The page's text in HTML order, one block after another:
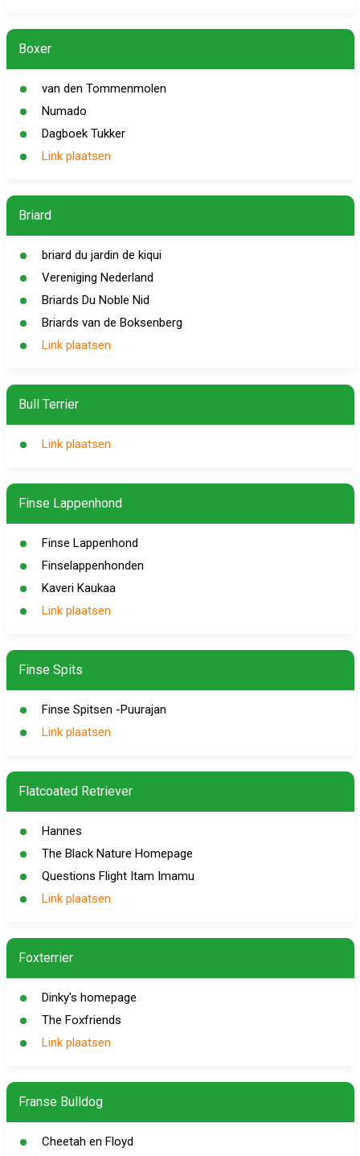
Boxer
van den Tommenmolen
Numado
Dagboek Tukker
Link plaatsen
Briard
briard du jardin de kiqui
Vereniging Nederland
Briards Du Noble Nid
Briards van de Boksenberg
Link plaatsen
Bull Terrier
Link plaatsen
Finse Lappenhond
Finse Lappenhond
Finselappenhonden
Kaveri Kaukaa
Link plaatsen
Finse Spits
Finse Spitsen -Puurajan
Link plaatsen
Flatcoated Retriever
Hannes
The Black Nature Homepage
Questions Flight Itam Imamu
Link plaatsen
Foxterrier
Dinky's homepage
The Foxfriends
Link plaatsen
Franse Bulldog
Cheetah en Floyd